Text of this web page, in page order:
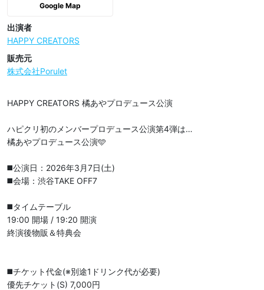
Google Map
出演者
HAPPY CREATORS
販売元
株式会社Porulet
HAPPY CREATORS 橘あやプロデュース公演
ハピクリ初のメンバープロデュース公演第4弾は…
橘あやプロデュース公演🩵
◼️公演日：2026年3月7日(土)
◼️会場：渋谷TAKE OFF7
◼️タイムテーブル
19:00 開場 / 19:20 開演
終演後物販＆特典会
◼️チケット代金(※別途1ドリンク代が必要)
優先チケット(S) 7,000円